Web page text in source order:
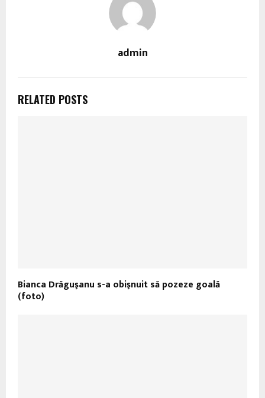
admin
RELATED POSTS
Bianca Drăguşanu s-a obişnuit să pozeze goală
(foto)